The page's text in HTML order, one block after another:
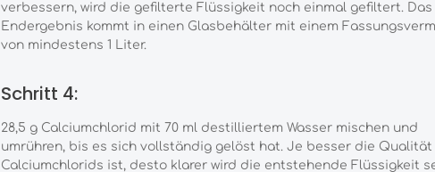
verbessern, wird die gefilterte Flüssigkeit noch einmal gefiltert. Das
Endergebnis kommt in einen Glasbehälter mit einem
von mindestens 1 Liter.
Schritt 4:
28,5 g Calciumchlorid mit 70 ml destilliertem Wasser mischen und
umrühren, bis es sich vollständig gelöst hat. Je besser die Qualität
Calciumchlorids ist, desto klarer wird die entstehende Flüssigkeit